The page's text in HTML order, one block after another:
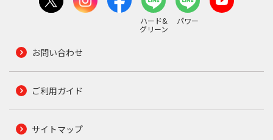
ハード&
グリーン
パワー
お問い合わせ
ご利用ガイド
サイトマップ